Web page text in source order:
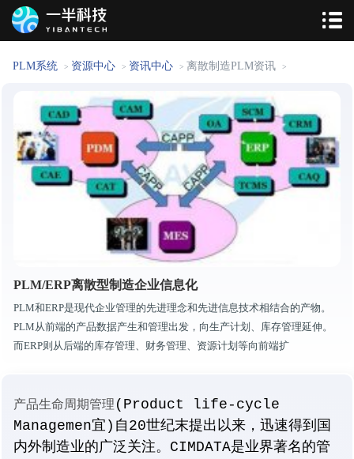
PLM系统 > 资源中心 > 资讯中心 > 离散制造PLM资讯 >
PLM/ERP离散型制造企业信息化
PLM和ERP是现代企业管理的先进理念和先进信息技术相结合的产物。
PLM从前端的产品数据产生和管理出发，向生产计划、库存管理延伸。
而ERP则从后端的库存管理、财务管理、资源计划等向前端扩
产品生命周期管理 (Product life-cycle
Managemen宜)自20世纪末提出以来，迅速得到国
内外制造业的广泛关注。CIMDATA是业界著名的管